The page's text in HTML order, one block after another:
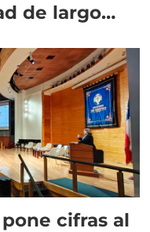
de largo
cifras al